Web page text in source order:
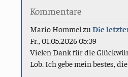
Kommentare
Mario Hommel zuDie
Fr., 01.05.2026 05:39
Vielen Dank für die
Lob. Ich gebe mein bestes, die